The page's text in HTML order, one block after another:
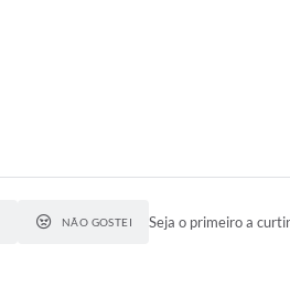
NÃO GOSTEI Seja o primeiro a